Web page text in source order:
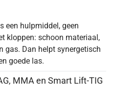
een hulpmiddel, geen
kloppen: schoon materiaal,
gas. Dan helpt synergetisch
goede las.
MMA en Smart Lift-TIG